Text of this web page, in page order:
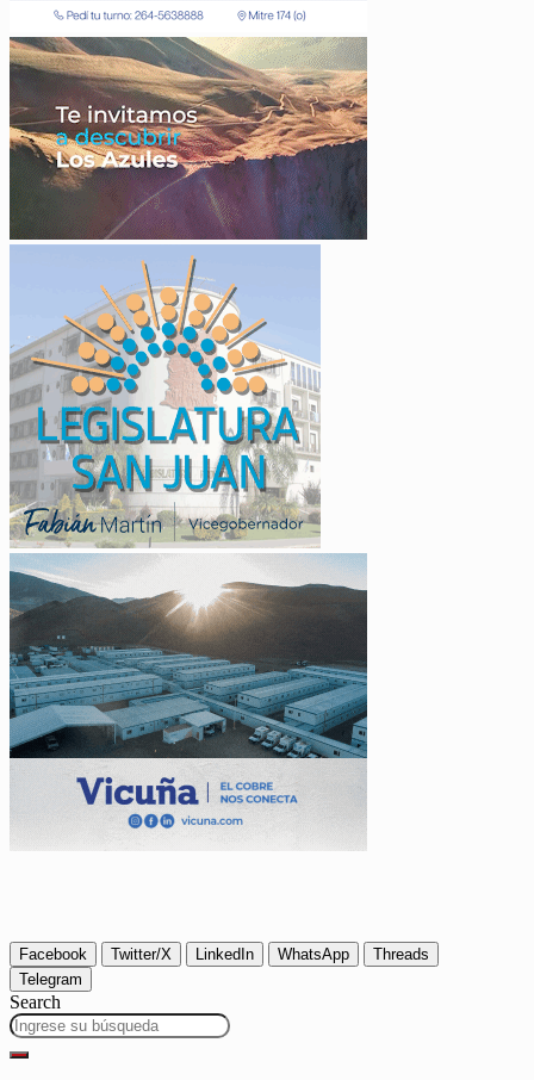
Facebook Twitter/X LinkedIn WhatsApp
Threads
Telegram
Search